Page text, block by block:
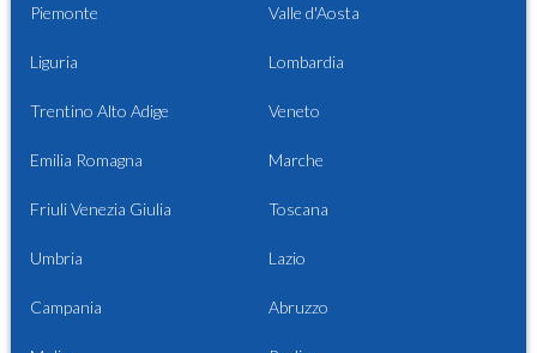
Piemonte Valle d'Aosta
Liguria Lombardia
Trentino Alto Adige Veneto
Emilia Romagna Marche
Friuli Venezia Giulia Toscana
Umbria Lazio
Campania Abruzzo